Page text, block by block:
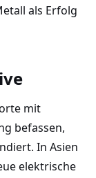
als Erfolg
mit
befassen,
In Asien
elektrische